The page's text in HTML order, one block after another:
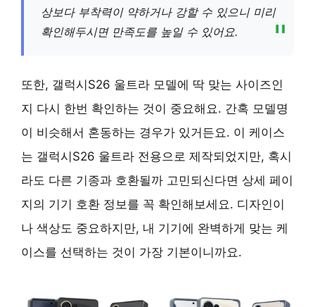
상보다 부착력이 약하거나 강할 수 있으니 미리
확인해두시면 만족도를 높일 수 있어요.
또한, 갤럭시S26 울트라 모델에 딱 맞는 사이즈인
지 다시 한번 확인하는 것이 중요해요. 간혹 모델명
이 비슷해서 혼동하는 경우가 있거든요. 이 케이스
는 갤럭시S26 울트라 전용으로 제작되었지만, 혹시
라도 다른 기종과 호환될까 고민되신다면 상세 페이
지의 기기 호환 정보를 꼭 확인해보세요. 디자인이
나 색상도 중요하지만, 내 기기에 완벽하게 맞는 케
이스를 선택하는 것이 가장 기본이니까요.